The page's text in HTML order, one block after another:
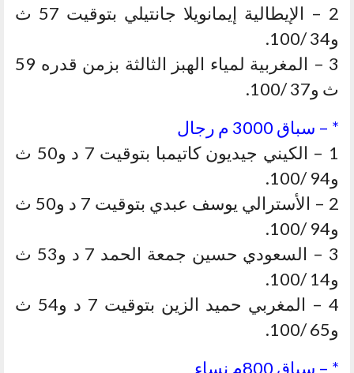
2 – الإيطالية إيمانويلا جانتيلي بتوقيت 57 ث
و34 /100.
3 – المغربية لمياء الهبز الثالثة بزمن قدره 59
ث و37 /100.
* – سباق 3000 م رجال
1 – الكيني جيديون كاتيمبا بتوقيت 7 د و50 ث
و94 /100.
2 – الأسترالي يوسف عبدي بتوقيت 7 د و50 ث
و94 /100.
3 – السعودي حسين جمعة الحمد 7 د و53 ث
و14 /100.
4 – المغربي حميد الزين بتوقيت 7 د و54 ث
و65 /100.
* – سباق 800م نساء